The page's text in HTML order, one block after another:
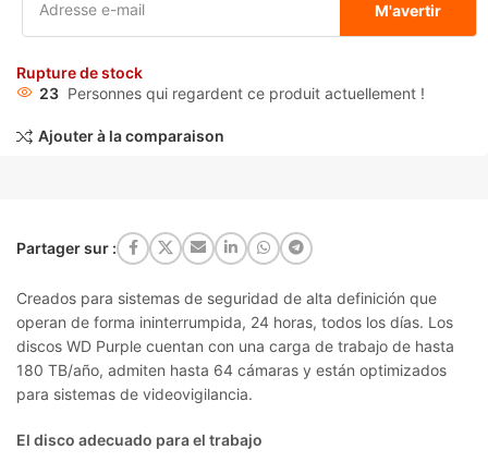
M'avertir
Rupture de stock
23 Personnes qui regardent ce produit actuellement !
Ajouter à la comparaison
Partager sur :
Creados para sistemas de seguridad de alta definición que
operan de forma ininterrumpida, 24 horas, todos los días. Los
discos WD Purple cuentan con una carga de trabajo de hasta
180 TB/año, admiten hasta 64 cámaras y están optimizados
para sistemas de videovigilancia.
El disco adecuado para el trabajo